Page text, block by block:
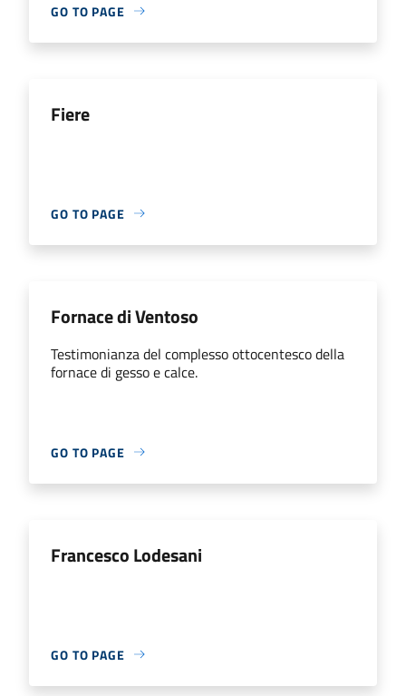
GO TO PAGE
Fiere
GO TO PAGE
Fornace di Ventoso
Testimonianza del complesso ottocentesco della
fornace di gesso e calce.
GO TO PAGE
Francesco Lodesani
GO TO PAGE